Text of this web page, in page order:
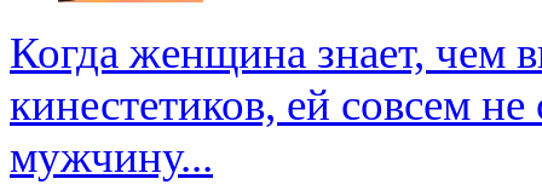
Когда женщина знает, чем
кинестетиков, ей совсем
мужчину...